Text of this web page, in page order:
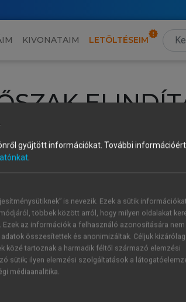
KIVONATAIM LETÖLTÉSEIM
saját fiókoddal, iskolai azonosítóddal vagy
óra díjmentes hozzáférésrevagy
vagy hozz
a
ÚJ FIÓK
1 óra
gyűjtött információkat. További
.
is nevezik. Ezek a sütik
többek között arról, hogy milyen oldalakat
Ezek az információk a felhasználó azonosítására nem
összesítettek és anonimizáltak. Céljuk
közé tartoznak a harmadik féltől származó elemzési
sütik; ilyen elemzési szolgáltatások a
médiaanalitika.